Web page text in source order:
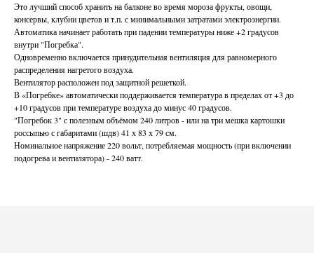
Это лучший способ хранить на балконе во время мороза фрукты, овощи,
консервы, клубни цветов и т.п. с минимальными затратами электроэнергии.
Автоматика начинает работать при падении температуры ниже +2 градусов
внутри "Погребка".
Одновременно включается принудительная вентиляция для равномерного
распределения нагретого воздуха.
Вентилятор расположен под защитной решеткой.
В «Погребке» автоматически поддерживается температура в пределах от +3 до
+10 градусов при температуре воздуха до минус 40 градусов.
"Погребок 3" с полезным объёмом 240 литров - или на три мешка картошки
россыпью с габаритами (шдв) 41 х 83 х 79 см.
Номинальное напряжение 220 вольт, потребляемая мощность (при включении
подогрева и вентилятора) - 240 ватт.